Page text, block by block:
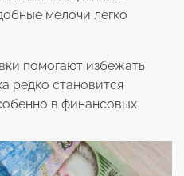
мелочи легко
помогают избежать
редко становится
в финансовых